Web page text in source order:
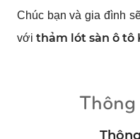
Chúc bạn và gia đình
với thảm lót sàn ô tô